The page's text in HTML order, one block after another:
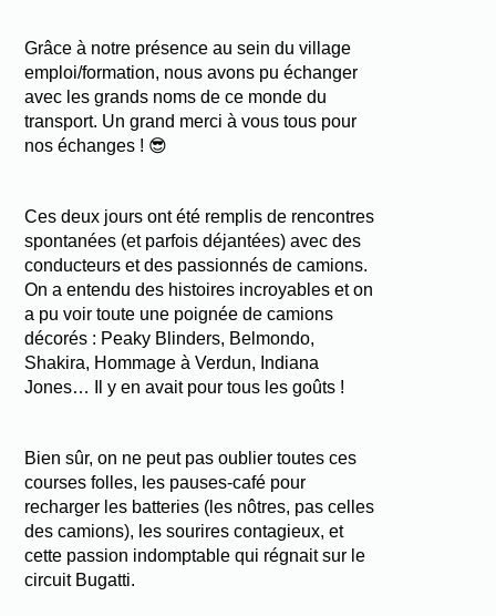
Grâce à notre présence au sein du village
emploi/formation, nous avons pu échanger
avec les grands noms de ce monde du
transport. Un grand merci à vous tous pour
nos échanges ! 😎
Ces deux jours ont été remplis de rencontres
spontanées (et parfois déjantées) avec des
conducteurs et des passionnés de camions.
On a entendu des histoires incroyables et on
a pu voir toute une poignée de camions
décorés : Peaky Blinders, Belmondo,
Shakira, Hommage à Verdun, Indiana
Jones… Il y en avait pour tous les goûts !
Bien sûr, on ne peut pas oublier toutes ces
courses folles, les pauses-café pour
recharger les batteries (les nôtres, pas celles
des camions), les sourires contagieux, et
cette passion indomptable qui régnait sur le
circuit Bugatti.